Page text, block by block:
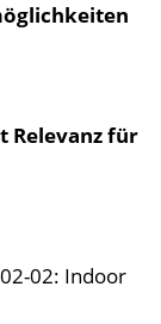
Relevanz für
02: Indoor